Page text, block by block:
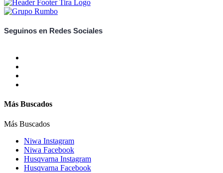
Seguinos en Redes Sociales
Más Buscados
Más Buscados
Niwa Instagram
Niwa Facebook
Husqvarna Instagram
Husqvarna Facebook